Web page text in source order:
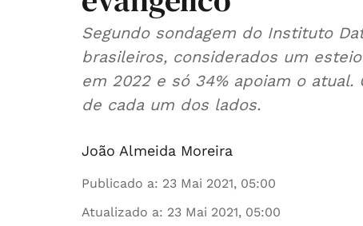
Segundo sondagem do Instituto
brasileiros, considerados um
em 2022 e só 34% apoiam o
de cada um dos lados.
João Almeida Moreira
Publicado a: 23 Mai 2021, 05:00
Atualizado a: 23 Mai 2021, 05:00